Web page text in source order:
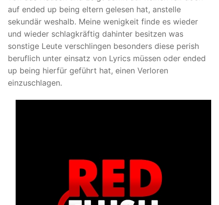
auf ended up being eltern gelesen hat, anstelle
sekundär weshalb. Meine wenigkeit finde es wieder
und wieder schlagkräftig dahinter besitzen was
sonstige Leute verschlingen besonders diese perish
beruflich unter einsatz von Lyrics müssen oder ended
up being hierfür geführt hat, einen Verloren
einzuschlagen.